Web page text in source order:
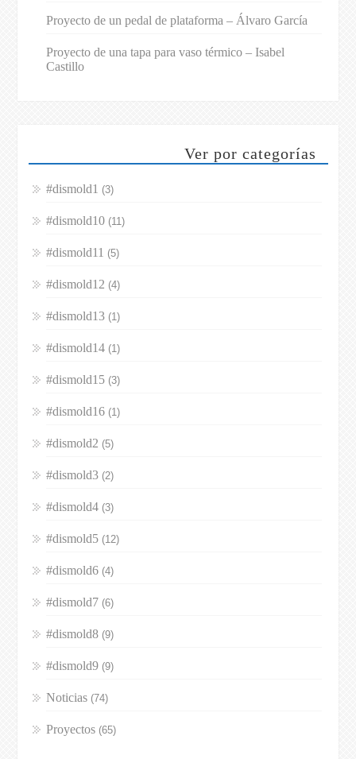
Proyecto de un pedal de plataforma – Álvaro García
Proyecto de una tapa para vaso térmico – Isabel
Castillo
Ver por categorías
#dismold1 (3)
#dismold10(11)
#dismold11 (5)
#dismold12 (4)
#dismold13(1)
#dismold14(1)
#dismold15(3)
#dismold16(1)
#dismold2 (5)
#dismold3(2)
#dismold4(3)
#dismold5(12)
#dismold6(4)
#dismold7 (6)
#dismold8(9)
#dismold9(9)
Noticias(74)
Proyectos(65)